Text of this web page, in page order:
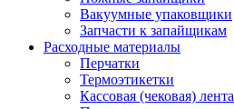
Вакуумные упаковщики
Запчасти к запайщикам
Расходные материалы
Перчатки
Термоэтикетки
Кассовая (чековая) лента